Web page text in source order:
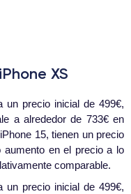
XS
un precio inicial de 499€,
a alrededor de 733€ en
15, tienen un precio
aumento en el precio a lo
comparable.
un precio inicial de 499€,